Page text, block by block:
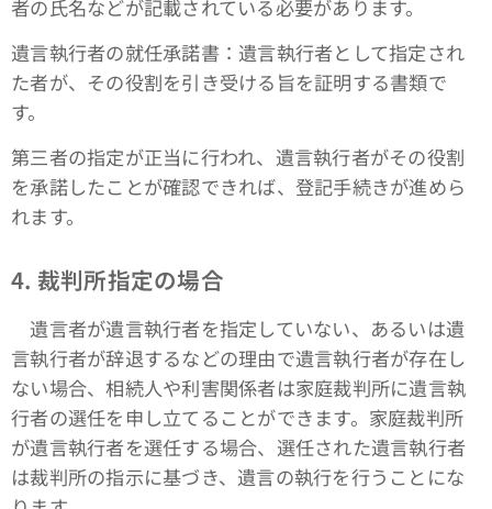
者の氏名などが記載されている必要があります。
遺言執行者の就任承諾書：遺言執行者として指定され
た者が、その役割を引き受ける旨を証明する書類で
す。
第三者の指定が正当に行われ、遺言執行者がその役割
を承諾したことが確認できれば、登記手続きが進めら
れます。
4. 裁判所指定の場合
遺言者が遺言執行者を指定していない、あるいは遺
言執行者が辞退するなどの理由で遺言執行者が存在し
ない場合、相続人や利害関係者は家庭裁判所に遺言執
行者の選任を申し立てることができます。家庭裁判所
が遺言執行者を選任する場合、選任された遺言執行者
は裁判所の指示に基づき、遺言の執行を行うことにな